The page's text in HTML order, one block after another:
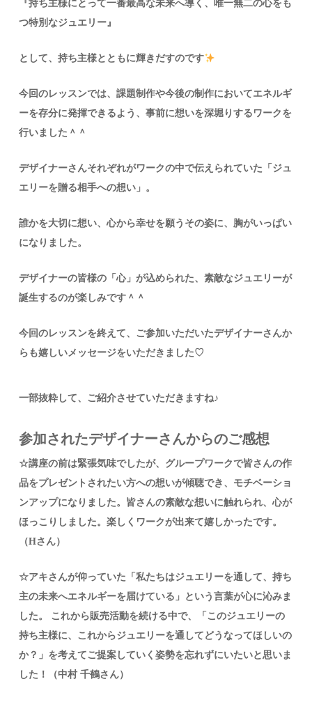
『持ち主様にとって一番最高な未来へ導く、唯一無二の心をも
つ特別なジュエリー』
として、持ち主様とともに輝きだすのです
今回のレッスンでは、課題制作や今後の制作においてエネルギ
ーを存分に発揮できるよう、事前に想いを深堀りするワークを
行いました＾＾
デザイナーさんそれぞれがワークの中で伝えられていた「ジュ
エリーを贈る相手への想い」。
誰かを大切に想い、心から幸せを願うその姿に、胸がいっぱい
になりました。
デザイナーの皆様の「心」が込められた、素敵なジュエリーが
誕生するのが楽しみです＾＾
今回のレッスンを終えて、ご参加いただいたデザイナーさんか
らも嬉しいメッセージをいただきました♡
一部抜粋して、ご紹介させていただきますね♪
参加されたデザイナーさんからのご感想
☆講座の前は緊張気味でしたが、グループワークで皆さんの作
品をプレゼントされたい方への想いが傾聴でき、モチベーショ
ンアップになりました。皆さんの素敵な想いに触れられ、心が
ほっこりしました。楽しくワークが出来て嬉しかったです。
（Hさん）
☆アキさんが仰っていた「私たちはジュエリーを通して、持ち
主の未来へエネルギーを届けている」という言葉が心に沁みま
した。 これから販売活動を続ける中で、「このジュエリーの
持ち主様に、これからジュエリーを通してどうなってほしいの
か？」を考えてご提案していく姿勢を忘れずにいたいと思いま
した！（中村 千鶴さん）